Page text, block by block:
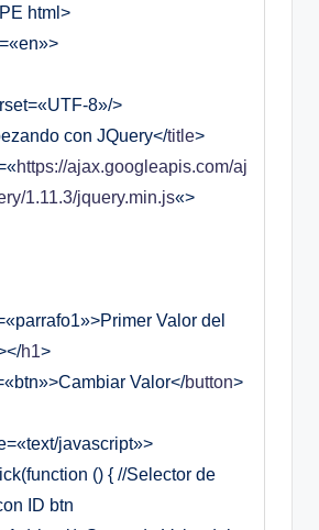
html>
=«en»>
=«UTF-8»/>
con JQuery</title>
«https://ajax.googleapis.com/aj
1.11.3/jquery.min.js«>
«parrafo1»>Primer Valor del
/h1>
«btn»>Cambiar Valor</button>
=«text/javascript»>
() { //Selector de
ID btn